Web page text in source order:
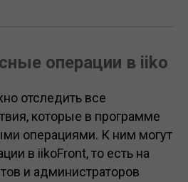
операции в iiko
отследить все
которые в программе
операциями. К ним могут
в iikoFront, то есть на
и администраторов